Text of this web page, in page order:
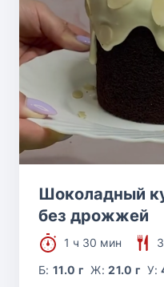
Шоколадный
без дрожжей
1 ч 30 мин
Б:11.0 г Ж:21.0 г У: